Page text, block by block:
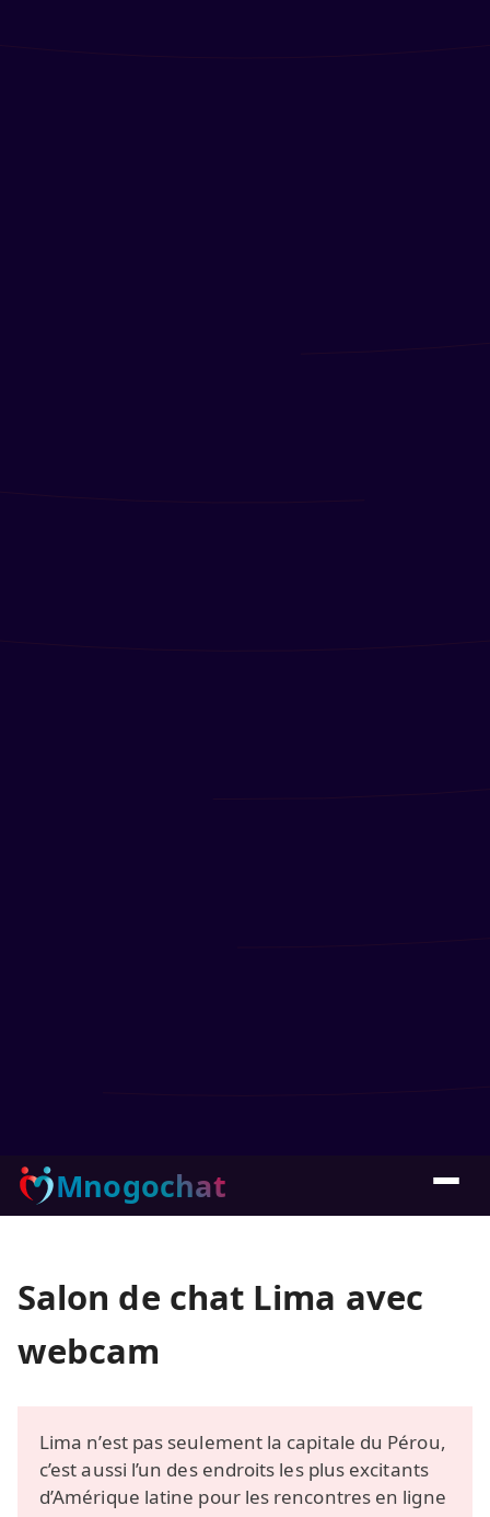
Mnogochat
Salon de chat Lima avec
webcam
Lima n’est pas seulement la capitale du Pérou,
c’est aussi l’un des endroits les plus excitants
d’Amérique latine pour les rencontres en ligne